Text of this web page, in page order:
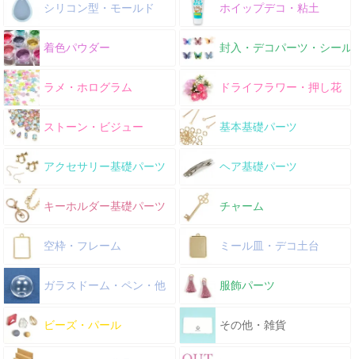
シリコン型・モールド ホイップデコ・粘土
着色パウダー 封入・デコパーツ・シール
ラメ・ホログラム ドライフラワー・押し花
ストーン・ビジュー 基本基礎パーツ
アクセサリー基礎パーツ ヘア基礎パーツ
キーホルダー基礎パーツ チャーム
空枠・フレーム ミール皿・デコ土台
ガラスドーム・ペン・他 服飾パーツ
ビーズ・パール その他・雑貨